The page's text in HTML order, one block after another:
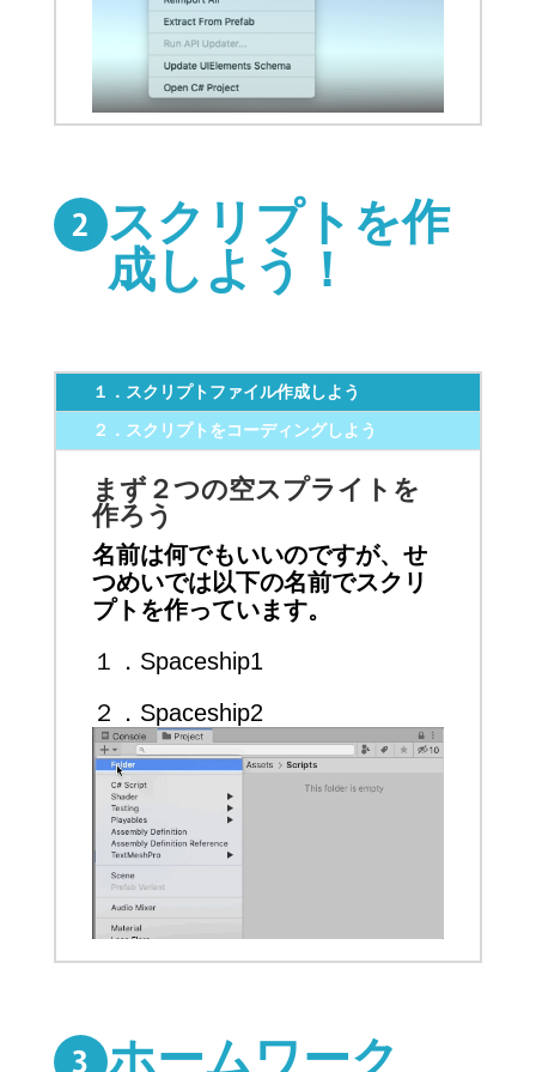
スクリプトを作
成しよう！
１．スクリプトファイル作成しよう
２．スクリプトをコーディングしよう
まず２つの空スプライトを
作ろう
名前は何でもいいのですが、せ
つめいでは以下の名前でスクリ
プトを作っています。
１．Spaceship1
２．Spaceship2
ホームワーク